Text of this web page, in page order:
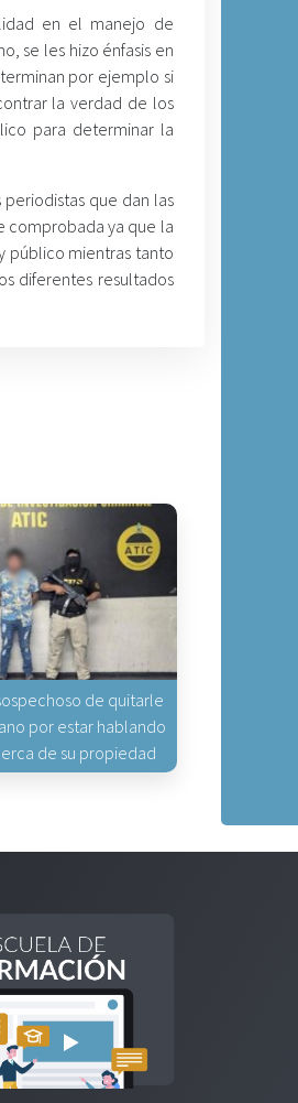
en el manejo de
se les hizo énfasis en
por ejemplo si
la verdad de los
para determinar la
que dan las
comprobada ya que la
público mientras tanto
diferentes resultados
de quitarle
por estar hablando
de su propiedad